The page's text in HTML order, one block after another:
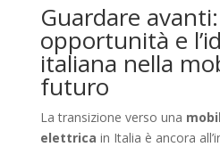
Guardare
opportunità e
italiana nella
futuro
La transizione verso una
elettrica in Italia è ancora